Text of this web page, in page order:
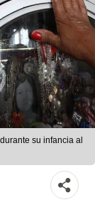
su infancia al